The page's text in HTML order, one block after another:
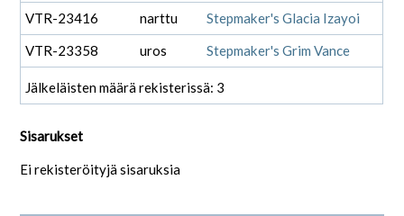
VTR-23416
narttu
Stepmaker's Glacia Izayoi
VTR-23358
uros Stepmaker's Grim Vance
Jälkeläisten määrä rekisterissä: 3
Sisarukset
Ei rekisteröityjä sisaruksia